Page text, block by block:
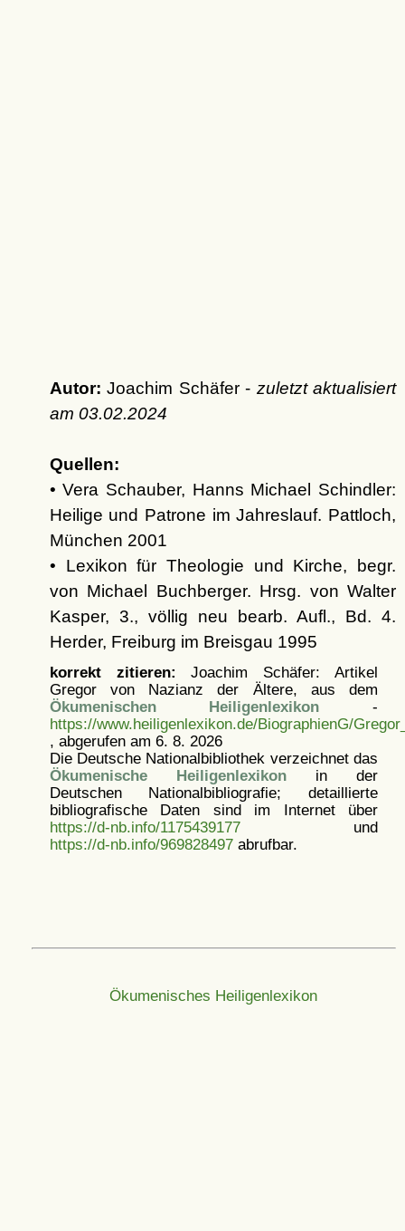
Autor: Joachim Schäfer - zuletzt aktualisiert
am 03.02.2024
Quellen:
• Vera Schauber, Hanns Michael Schindler:
Heilige und Patrone im Jahreslauf. Pattloch,
München 2001
• Lexikon für Theologie und Kirche, begr.
von Michael Buchberger. Hrsg. von Walter
Kasper, 3., völlig neu bearb. Aufl., Bd. 4.
Herder, Freiburg im Breisgau 1995
korrekt zitieren: Joachim Schäfer: Artikel
Gregor von Nazianz der Ältere, aus dem
Ökumenischen Heiligenlexikon -
https://www.heiligenlexikon.de/BiographienG/
, abgerufen am 6. 8. 2026
Die Deutsche Nationalbibliothek verzeichnet das
Ökumenische Heiligenlexikonin der
Deutschen Nationalbibliografie; detaillierte
bibliografische Daten sind im Internet über
https://d-nb.info/1175439177und
https://d-nb.info/969828497abrufbar.
Ökumenisches Heiligenlexikon